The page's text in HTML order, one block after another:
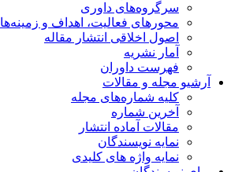
سرگروه‌های داوری
محورهای فعالیت، اهداف و زمینه‌ها
اصول اخلاقی انتشار مقاله
آمار نشریه
فهرست داوران
آرشیو مجله و مقالات
کلیه شماره‌های مجله
آخرین شماره
مقالات آماده انتشار
نمایه نویسندگان
نمایه واژه های کلیدی